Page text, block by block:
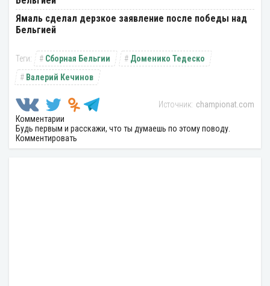
Ямаль сделал дерзкое заявление после победы над
Бельгией
Сборная Бельгии
Доменико Тедеско
Валерий Кечинов
championat.com
Комментарии
Будь первым и расскажи, что ты думаешь по этому поводу.
Комментировать